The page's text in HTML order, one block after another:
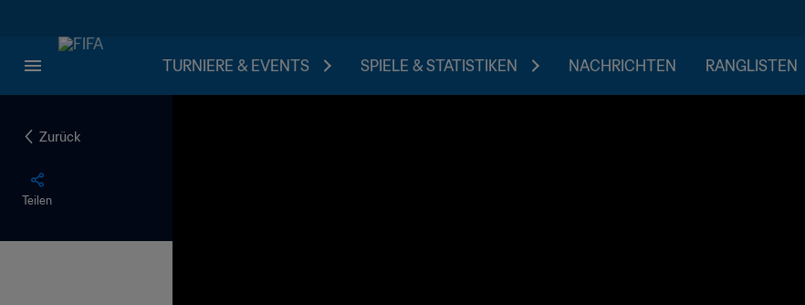
TURNIERE & EVENTS SPIELE & STATISTIKEN NACHRICHTEN RANGLISTEN
Zurück
Teilen